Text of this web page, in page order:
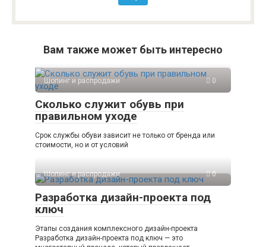
Вам также может быть интересно
Шопинг и распродажи 0
Сколько служит обувь при
правильном уходе
Срок службы обуви зависит не только от бренда или
стоимости, но и от условий
Шопинг и распродажи 0
Разработка дизайн-проекта под
ключ
Этапы создания комплексного дизайн-проекта
Разработка дизайн-проекта под ключ — это